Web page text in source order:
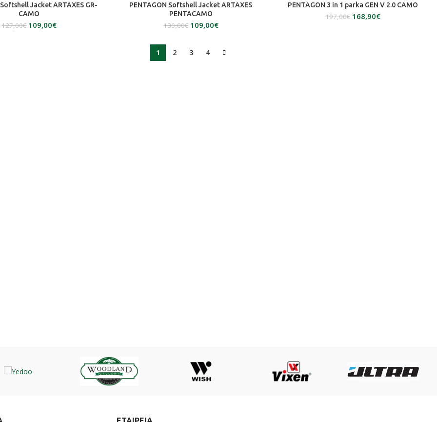
ΕΠΙΛΟΓΉJacket ARTAXES GR-
CAMO
127,00€ 109,00€
ΕΠΙΛΟΓΉ
PENTAGON Softshell Jacket ARTAXES
PENTACAMO
130,00€ 109,00€
ΕΠΙΛΟΓΉ
PENTAGON 3 in 1 parka GEN V 2.0 CAMO
197,00€ 168,90€
1 2 3 4